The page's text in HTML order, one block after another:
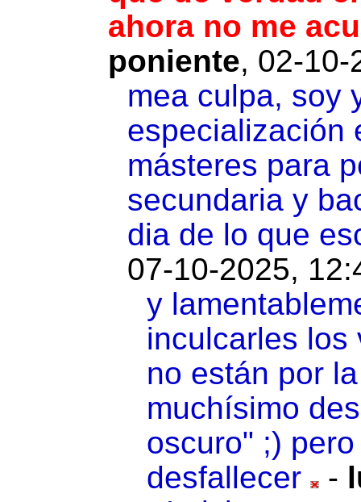
ahora no me
poniente, 02-10-
mea culpa, soy
especialización
másteres para
secundaria y
dia de lo que
07-10-2025,
y
inculcarles los
no están por
muchísimo
oscuro" ;)
desfallecer
-